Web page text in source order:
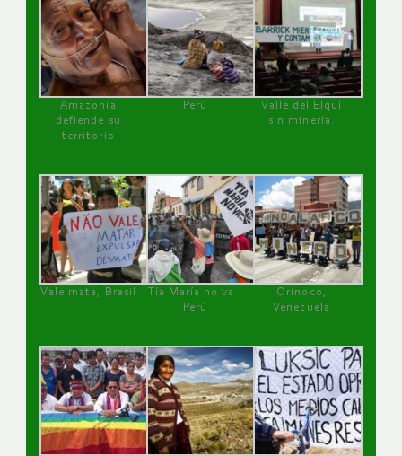
Amazonía
defiende su
territorio
Perú
Valle del Elqui
sin minería.
Vale mata, Brasil
Tía María no va !
Perú
Orinoco,
Venezuela